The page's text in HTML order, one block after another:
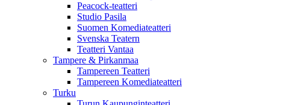
Peacock-teatteri
Studio Pasila
Suomen Komediateatteri
Svenska Teatern
Teatteri Vantaa
Tampere & Pirkanmaa
Tampereen Teatteri
Tampereen Komediateatteri
Turku